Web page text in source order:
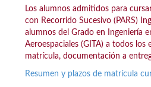
Los alumnos admitidos para
con Recorrido Sucesivo (PARS)
alumnos del Grado en Ingeniería
Aeroespaciales (GITA) a todos
matrícula, documentación a
Resumen y plazos de matrícula